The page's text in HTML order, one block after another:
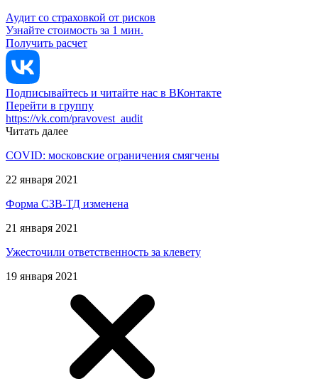
Аудит со страховкой от рисков
Узнайте стоимость за 1 мин.
Получить расчет
Подписывайтесь и читайте нас в ВКонтакте
Перейти в группу
https://vk.com/pravovest_audit
Читать далее
COVID: московские ограничения смягчены
22 января 2021
Форма СЗВ-ТД изменена
21 января 2021
Ужесточили ответственность за клевету
19 января 2021